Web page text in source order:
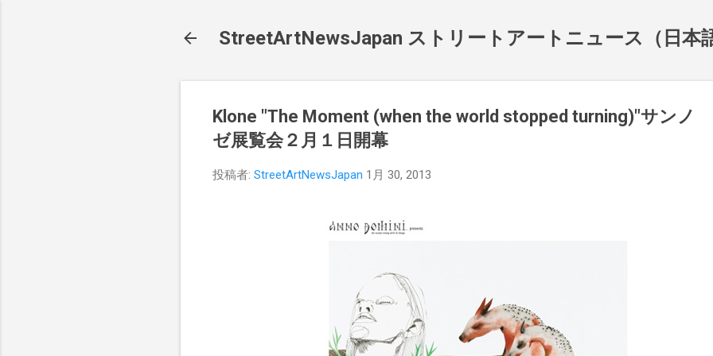
StreetArtNewsJapan ストリートアートニュース（日本
Klone "The Moment (when the world stopped turning)"サンノ
ゼ展覧会２月１日開幕
投稿者: StreetArtNewsJapan 1月 30, 2013